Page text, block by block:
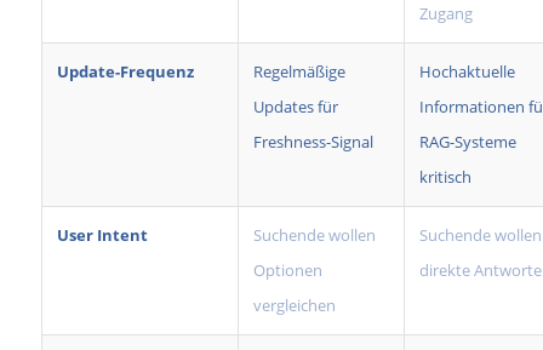
Zugang
Update-Frequenz
Regelmäßige
Updates für
Freshness-Signal
Hochaktuelle
Informationen
RAG-Systeme
kritisch
User Intent
Suchende wollen
Optionen
vergleichen
Suchende wollen
direkte